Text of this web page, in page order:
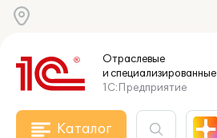
Отраслевые
и специализированные
1С:Предприятие
Каталог